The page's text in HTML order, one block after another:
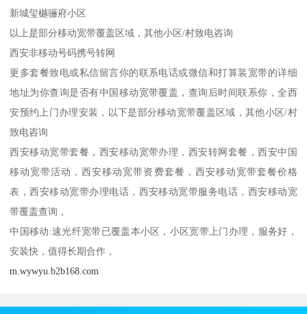
新城玺樾骊府小区
以上是部分移动宽带覆盖区域，其他小区/村致电咨询
西安非移动号码携号转网
更多套餐致电或私信留言你的联系电话或微信和打算装宽带的详细
地址为你查询是否有中国移动宽带覆盖，查询后时间联系你，全西
安预约上门办理安装，以下是部分移动宽带覆盖区域，其他小区/村
致电咨询
西安移动宽带套餐，西安移动宽带办理，西安转网套餐，西安中国
移动宽带活动，西安移动宽带资费套餐，西安移动宽带套餐价格
表，西安移动宽带办理电话，西安移动宽带服务电话，西安移动宽
带覆盖查询，
中国移动:速光纤宽带已覆盖本小区，小区宽带上门办理，服务好，
安装快，值得长期合作，
m.wywyu.b2b168.com